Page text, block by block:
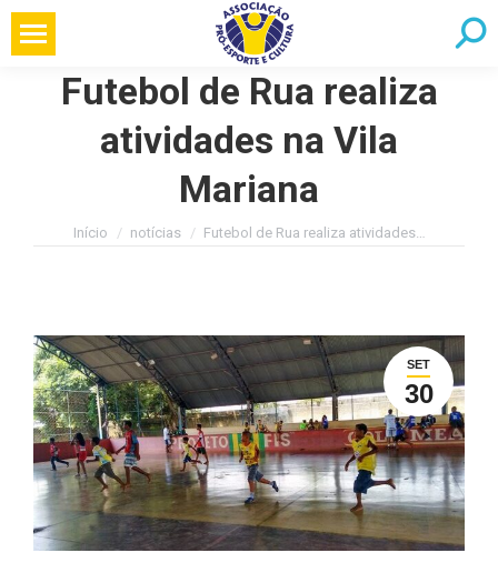
Pular
para
conteúdoFutebol de Rua realiza
atividades na Vila
Mariana
Você está aqui:
Início notícias Futebol de Rua realiza atividades…
SET
30